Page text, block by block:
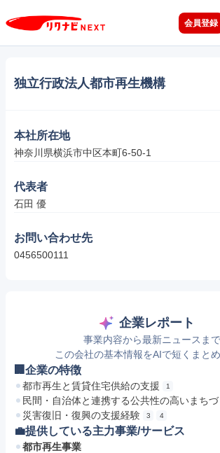
会員登録
独立行政法人都市再生機構
本社所在地
神奈川県横浜市中区本町6-50-1
代表者
石田 優
お問い合わせ先
0456500111
企業レポート
事業内容から最新ニュースまで
この会社の基本情報をAIで短くまとめ
🏢企業の特徴
都市再生と賃貸住宅供給の支援 1
民間・自治体と連携する公共性の高いまちづ
災害復旧・復興の支援経験 3 4
💼提供している主力事業/サービス
都市再生事業